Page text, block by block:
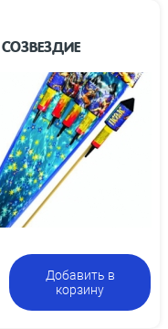
СОЗВЕЗДИЕ
Высота взлета,
70
Размеры
упаковки, мм:
х 1174 х 62
1.5
из 4 ракет с
Добавить в
корзину